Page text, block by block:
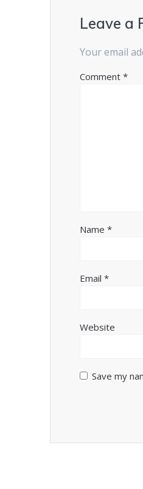
Leave a
Your email
Comment*
Name*
Email*
Website
Save my